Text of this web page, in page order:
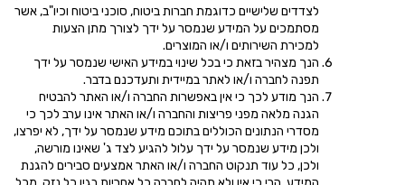
לצדדים שלישיים כדוגמת חברות ביטוח, סוכני ביטוח וכיו"ב, אשר
מסתמכים על המידע שנמסר על ידך לצורך מתן הצעות
למכירת השירותים ו/או המוצרים.
הנך מצהיר בזאת כי בכל שינוי במידע האישי שנמסר על ידך
תפנה לחברה ו/או לאתר במיידית ותעדכנם בדבר.
הנך מודע לכך כי אין באפשרות החברה ו/או האתר להבטיח
הגנה מלאה מפני פריצות והחברה ו/או האתר אינו ערב לכך כי
מסדרי הנתונים הכוללים בתוכם מידע שנמסר על ידך, לא יפרצו,
ולכן מידע שנמסר על ידך עלול להגיע לצד ג' שאינו מורשה,
ולכן, כל עוד תנקוט החברה ו/או האתר אמצעים סבירים להגנת